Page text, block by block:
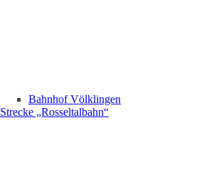
Bahnhof Völklingen
Strecke „Rosseltalbahn“